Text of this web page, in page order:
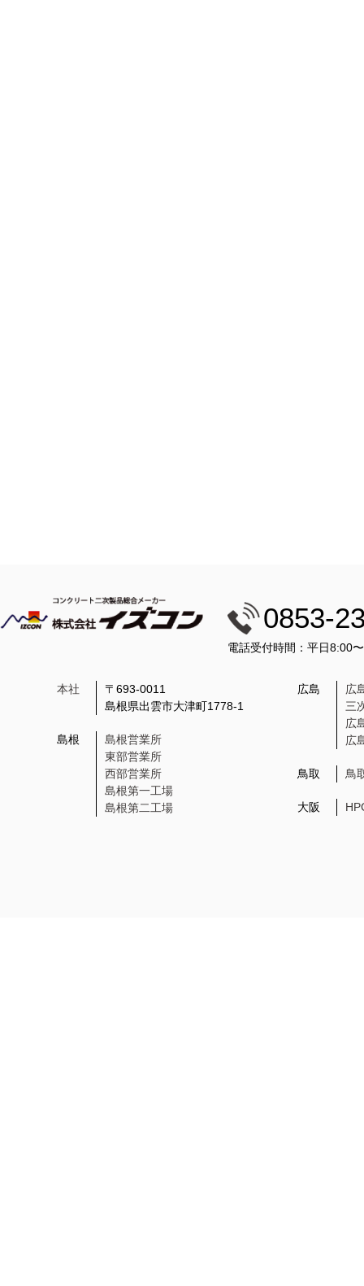
0853-
電話受付時間：平日8:00
本社
〒693-0011
島根県出雲市大津町1778-1
島根
島根営業所
東部営業所
西部営業所
島根第一工場
島根第二工場
広島
広
三
広
広
鳥取 鳥
大阪